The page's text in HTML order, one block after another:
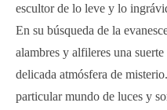
escultor de lo leve y lo
En su búsqueda de la
alambres y alfileres una
delicada atmósfera de
particular mundo de luces y